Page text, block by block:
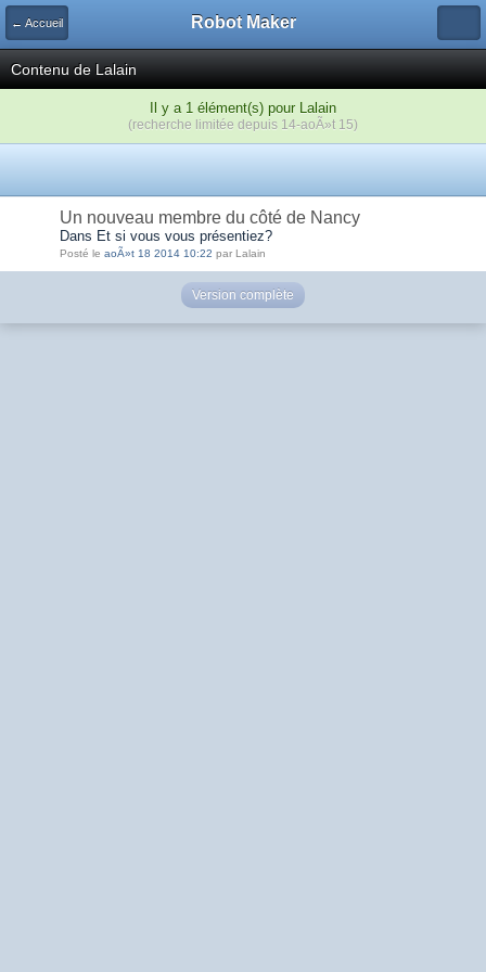
← Accueil Robot Maker
Contenu de Lalain
Il y a 1 élément(s) pour Lalain
(recherche limitée depuis 14-aoÃ»t 15)
Un nouveau membre du côté de Nancy
Dans Et si vous vous présentiez?
Posté le aoÃ»t 18 2014 10:22 par Lalain
Version complète